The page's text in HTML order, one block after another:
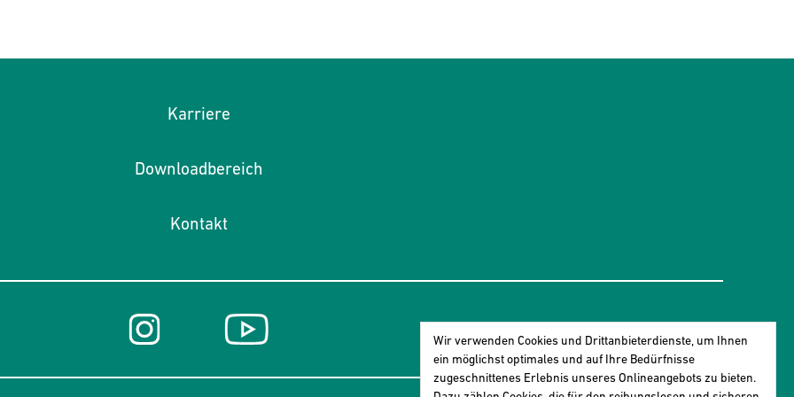
Karriere
Downloadbereich
Kontakt
Wir verwenden Cookies und Drittanbieterdienste, um Ihnen
ein möglichst optimales und auf Ihre Bedürfnisse
zugeschnittenes ​Erlebnis unseres Onlineangebots zu bieten.